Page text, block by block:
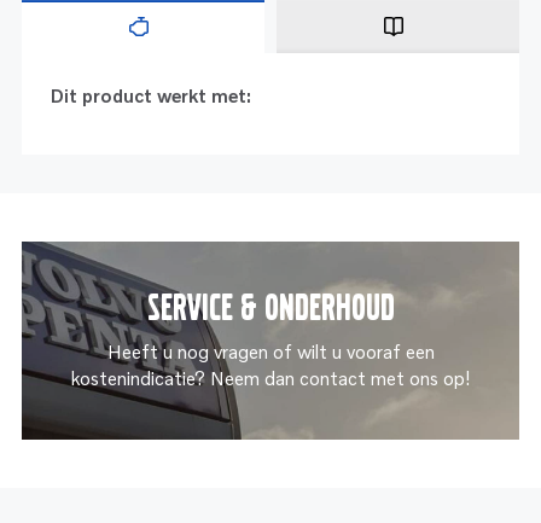
Dit product werkt met:
Service & onderhoud
Heeft u nog vragen of wilt u vooraf een
kostenindicatie? Neem dan contact met ons op!